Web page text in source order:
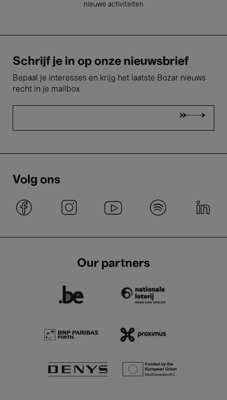
nieuwe activiteiten
Schrijf je in op onze nieuwsbrief
Bepaal je interesses en krijg het laatste Bozar nieuws
recht in je mailbox
Volg ons
Our partners